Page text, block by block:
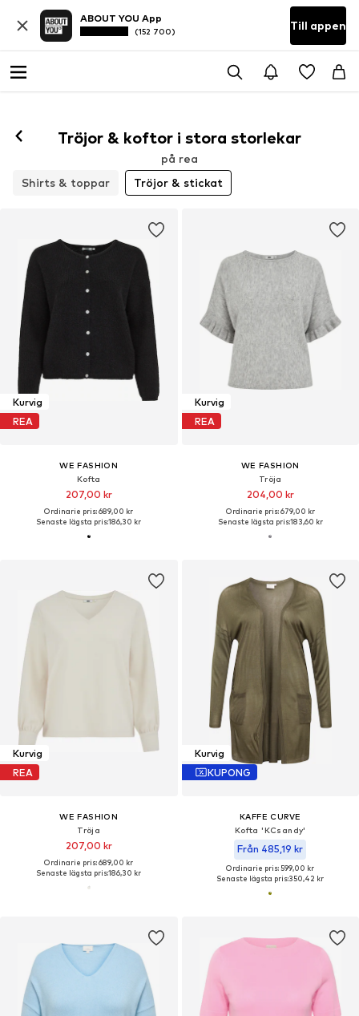
ABOUT YOU App
(152 700) Till appen
Tröjor & koftor i stora storlekar
på rea
Shirts & toppar
Tröjor & stickat
Kurvig
REA
WE FASHION
Kofta
207,00 kr
Ordinarie pris: 689,00 kr
Senaste lägsta pris:186,30 kr
Kurvig
REA
WE FASHION
Tröja
204,00 kr
Ordinarie pris: 679,00 kr
Senaste lägsta pris:183,60 kr
Kurvig
REA
WE FASHION
Tröja
207,00 kr
Ordinarie pris: 689,00 kr
Senaste lägsta pris:186,30 kr
Kurvig
KUPONG
KAFFE CURVE
Kofta 'KCsandy'
Från 485,19 kr
Ordinarie pris: 599,00 kr
Senaste lägsta pris:350,42 kr